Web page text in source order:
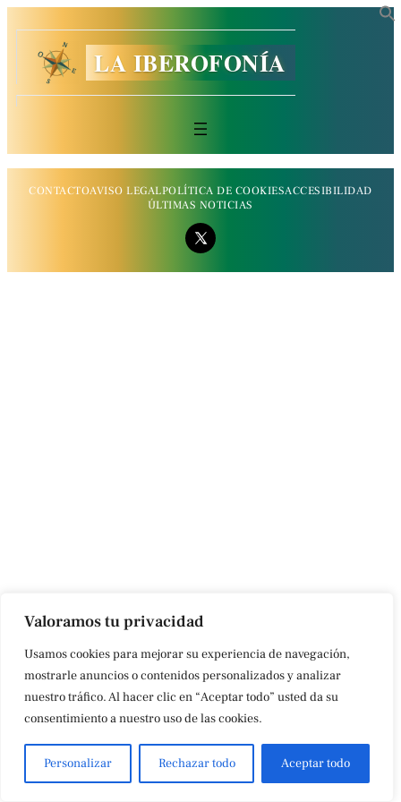
Valoramos tu privacidad
Usamos cookies para mejorar su experiencia de navegación,
mostrarle anuncios o contenidos personalizados y analizar
nuestro tráfico. Al hacer clic en “Aceptar todo” usted da su
consentimiento a nuestro uso de las cookies.
Personalizar Rechazar todo Aceptar todo
LA IBEROFONÍA
CONTACTOAVISO LEGALPOLÍTICA DE COOKIESACCESIBILIDAD
ÚLTIMAS NOTICIAS